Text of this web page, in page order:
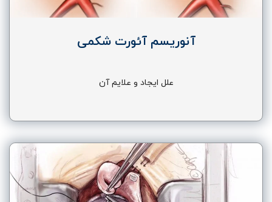
آنوریسم آئورت شکمی
علل ایجاد و علایم آن